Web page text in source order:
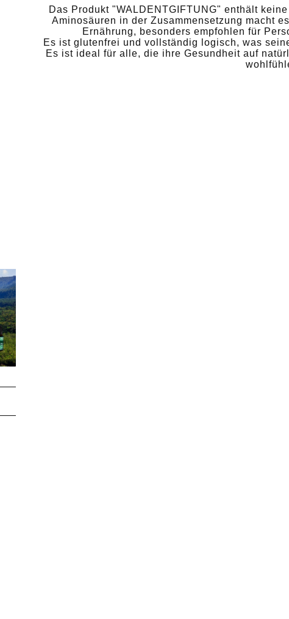
Das Produkt "WALDENTGIFTUNG" enthält
Aminosäuren in der Zusammensetzung macht
Ernährung, besonders empfohlen für
Es ist glutenfrei und vollständig logisch, was
Es ist ideal für alle, die ihre Gesundheit auf